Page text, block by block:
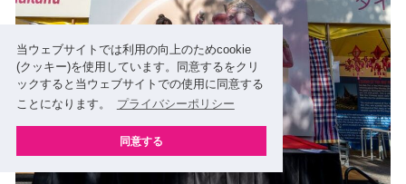
当ウェブサイトでは利用の向上のためcookie
(クッキー)を使用しています。同意するをクリ
ックすると当ウェブサイトでの使用に同意する
ことになります。
プライバシーポリシー
同意する